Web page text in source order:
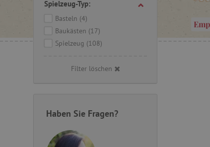
Spielzeug-Typ:
Basteln (4)
Baukästen (17)
Spielzeug (108)
Filter löschen
Haben Sie Fragen?